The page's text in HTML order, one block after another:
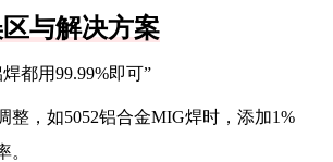
与解决方案
都用99.99%即可”
整，如5052铝合金MIG焊时，添加1%
。